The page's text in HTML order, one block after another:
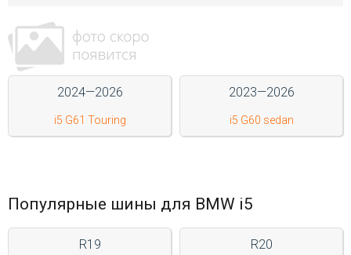
Контакты
Войти на сайт
+7(812)317-
Пн-
Пт:
C
2024—2026
i5 G61 Touring
2023—2026
i5 G60 sedan
Популярные шины для BMW i5
R19 R20